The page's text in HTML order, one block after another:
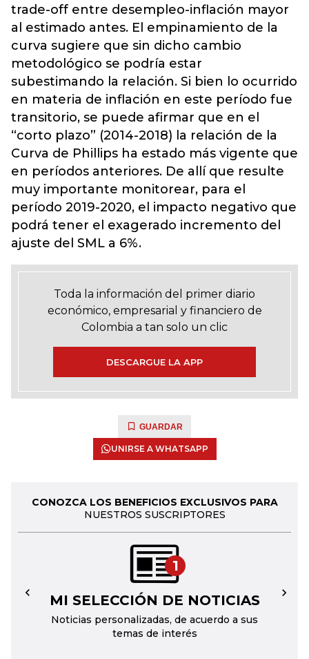
trade-off entre desempleo-inflación mayor
al estimado antes. El empinamiento de la
curva sugiere que sin dicho cambio
metodológico se podría estar
subestimando la relación. Si bien lo ocurrido
en materia de inflación en este período fue
transitorio, se puede afirmar que en el
“corto plazo” (2014-2018) la relación de la
Curva de Phillips ha estado más vigente que
en períodos anteriores. De allí que resulte
muy importante monitorear, para el
período 2019-2020, el impacto negativo que
podrá tener el exagerado incremento del
ajuste del SML a 6%.
Toda la información del primer diario
económico, empresarial y financiero de
Colombia a tan solo un clic
DESCARGUE LA APP
GUARDAR
UNIRSE A WHATSAPP
CONOZCA LOS BENEFICIOS EXCLUSIVOS PARA
NUESTROS SUSCRIPTORES
1
MI SELECCIÓN DE NOTICIAS
Noticias personalizadas, de acuerdo a sus
temas de interés
← →